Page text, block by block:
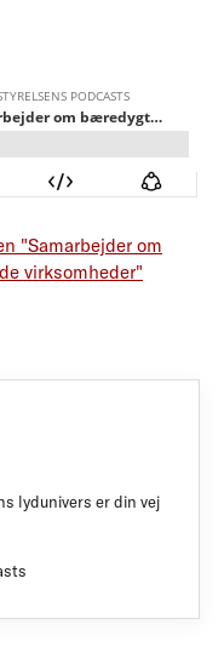
"Samarbejder om
virksomheder"
lydunivers er din vej